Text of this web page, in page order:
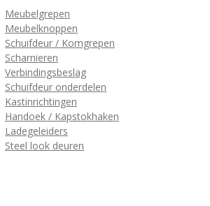
Meubelgrepen
Meubelknoppen
Schuifdeur / Komgrepen
Scharnieren
Verbindingsbeslag
Schuifdeur onderdelen
Kastinrichtingen
Handoek / Kapstokhaken
Ladegeleiders
Steel look deuren